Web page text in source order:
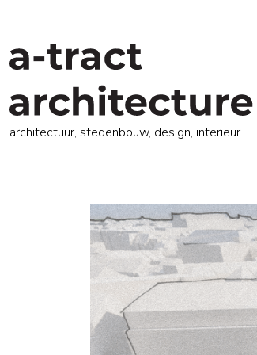
architectuur, stedenbouw, design, interieur.